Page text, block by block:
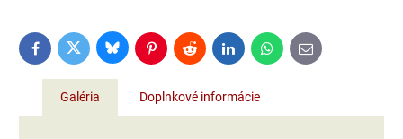
FacebookTwitter BlueskyPinterestReddit LinkedInWhatsApp
E-
mail
Galéria Doplnkové informácie